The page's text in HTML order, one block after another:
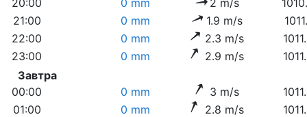
21:00
0 mm 1.9 m/s
22:00
0 mm 2.3 m/s
23:00
0 mm 2.9 m/s
Завтра
00:00
0 mm 3 m/s
01:00
0 mm 2.8 m/s